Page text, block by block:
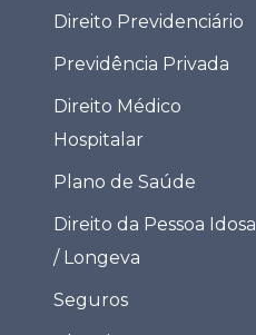
Direito Previdenciário
Previdência Privada
Direito Médico
Hospitalar
Plano de Saúde
Direito da Pessoa Idosa
/ Longeva
Seguros